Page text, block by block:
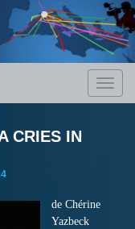
CRIES IN
de Chérine
Yazbeck